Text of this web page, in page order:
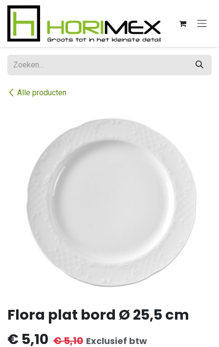
Overslaan naar inhoud
Alle producten
Flora plat bord Ø 25,5 cm
€ 5,10 €5,10 Exclusief btw